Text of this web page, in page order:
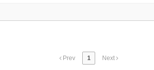
Prev 1 Next